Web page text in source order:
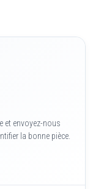
et envoyez-nous
la bonne pièce.